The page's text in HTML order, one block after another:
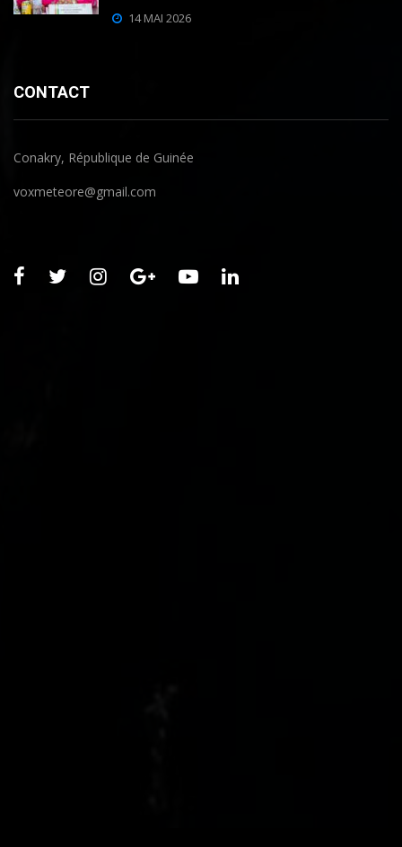
14 MAI 2026
CONTACT
Conakry, République de Guinée
voxmeteore@gmail.com